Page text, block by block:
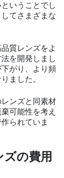
いうことでし
てさまざまな
質レンズをよ
を開発しまし
がり、より頻
ました。
ンズと同素材
可能性を考え
られていま
の費用